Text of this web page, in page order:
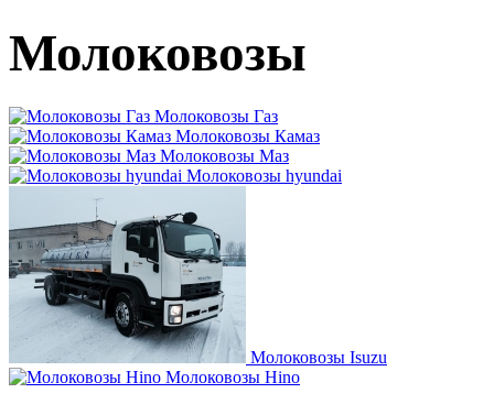
Молоковозы
Молоковозы Газ
Молоковозы Камаз
Молоковозы Маз
Молоковозы hyundai
Молоковозы Isuzu
Молоковозы Hino